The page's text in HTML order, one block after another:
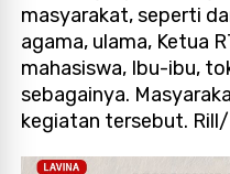
masyarakat, seperti
agama, ulama, Ketua
mahasiswa, Ibu-ibu,
sebagainya.
kegiatan tersebut.